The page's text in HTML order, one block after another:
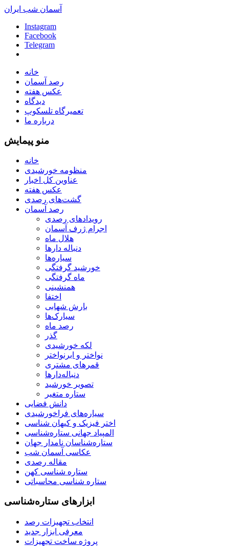
آسمان شب ایران
Instagram
Facebook
Telegram
خانه
رصد آسمان
عکس هفته
دیدگاه
تعمیرگاه تلسکوپ
درباره ما
منو پیمایش
خانه
منظومه خورشیدی
عناوین کل اخبار
عکس هفته
گشت‌های رصدی
رصد آسمان
رویدادهای رصدی
اجرام ژرف آسمان
هلال ماه
دنباله دارها
سیاره‌ها
خورشید گرفتگی
ماه گرفتگی
همنشینی
اختفا
بارش شهابی
سیارک‌ها
رصد ماه
گذر
لکه خورشیدی
نواختر و ابرنواختر
قمرهای مشتری
دنباله‌دارها
تصویر خورشید
ستاره متغیر
دانش فضایی
سیاره‌های فراخورشیدی
اختر فیزیک و کیهان شناسی
المپیاد جهانی ستاره‌شناسی
ستاره‌شناسان نامدار جهان
عکاسی آسمان شب
مقاله رصدی
ستاره شناسی کهن
ستاره شناسی محاسباتی
ابزارهای ستاره‌شناسی
انتخاب تجهیزات رصد
معرفی ابزار جدید
پروژه ساخت تجهیزات